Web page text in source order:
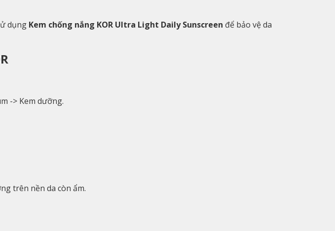
dụng Kem chống nắng KOR Ultra Light Daily Sunscreen để bảo vệ da
-> Kem dưỡng.
trên nền da còn ẩm.